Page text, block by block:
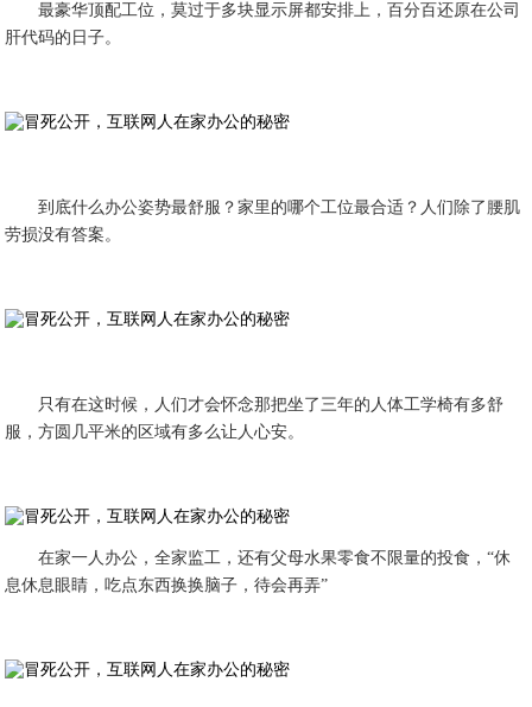
最豪华顶配工位，莫过于多块显示屏都安排上，百分百还原在公司
肝代码的日子。
到底什么办公姿势最舒服？家里的哪个工位最合适？人们除了腰肌
劳损没有答案。
只有在这时候，人们才会怀念那把坐了三年的人体工学椅有多舒
服，方圆几平米的区域有多么让人心安。
在家一人办公，全家监工，还有父母水果零食不限量的投食，“休
息休息眼睛，吃点东西换换脑子，待会再弄”